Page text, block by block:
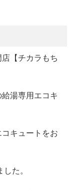
【チカラもち
湯専用エコキ
キュートをお
た。